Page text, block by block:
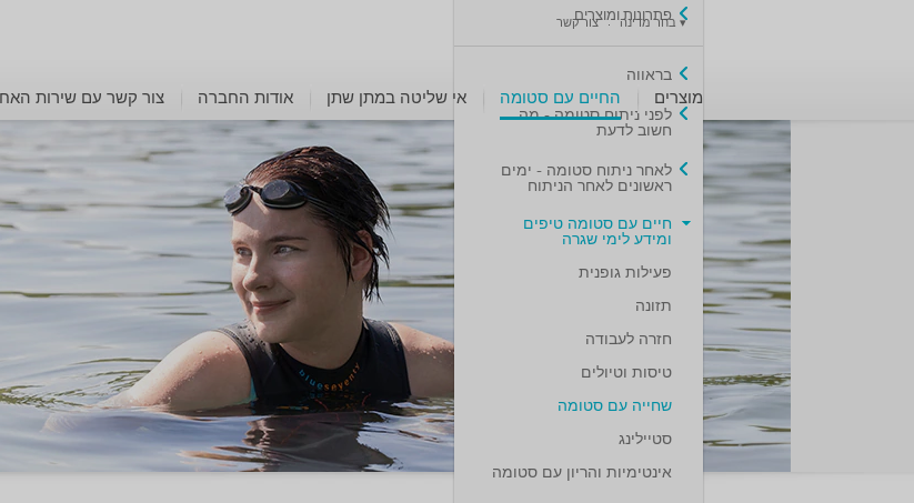
צור קשר בחר מדינה ▾
מוצרים החיים עם סטומה אי שליטה במתן שתן אודות החברה צור קשר עם שירות
פתרונות ומוצרים
בראווה
לפני ניתוח סטומה - מה
חשוב לדעת
לאחר ניתוח סטומה - ימים
ראשונים לאחר הניתוח
חיים עם סטומה טיפים
ומידע לימי שגרה
פעילות גופנית
תזונה
חזרה לעבודה
טיסות וטיולים
שחייה עם סטומה
סטיילינג
אינטימיות והריון עם סטומה